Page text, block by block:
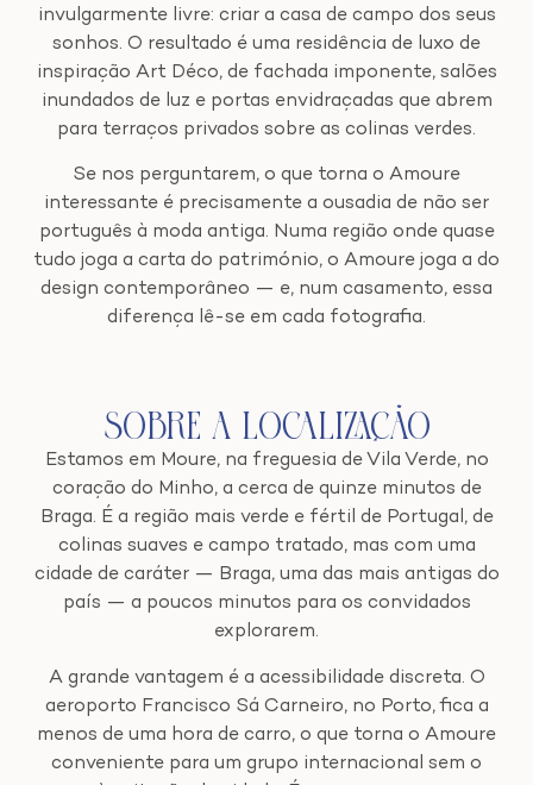
invulgarmente livre: criar a casa de campo dos seus
sonhos. O resultado é uma residência de luxo de
inspiração Art Déco, de fachada imponente, salões
inundados de luz e portas envidraçadas que abrem
para terraços privados sobre as colinas verdes.
Se nos perguntarem, o que torna o Amoure
interessante é precisamente a ousadia de não ser
português à moda antiga. Numa região onde quase
tudo joga a carta do património, o Amoure joga a do
design contemporâneo — e, num casamento, essa
diferença lê-se em cada fotografia.
Sobre a Localização
Estamos em Moure, na freguesia de Vila Verde, no
coração do Minho, a cerca de quinze minutos de
Braga. É a região mais verde e fértil de Portugal, de
colinas suaves e campo tratado, mas com uma
cidade de caráter — Braga, uma das mais antigas do
país — a poucos minutos para os convidados
explorarem.
A grande vantagem é a acessibilidade discreta. O
aeroporto Francisco Sá Carneiro, no Porto, fica a
menos de uma hora de carro, o que torna o Amoure
conveniente para um grupo internacional sem o